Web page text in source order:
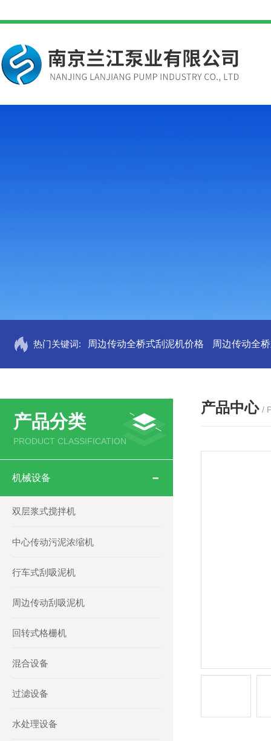
热门关键词: 周边传动全桥式刮泥机价格 周边传动全
产品分类
PRODUCT CLASSIFICATION
机械设备
双层浆式搅拌机
中心传动污泥浓缩机
行车式刮吸泥机
周边传动刮吸泥机
回转式格栅机
混合设备
过滤设备
水处理设备
产品中心 /